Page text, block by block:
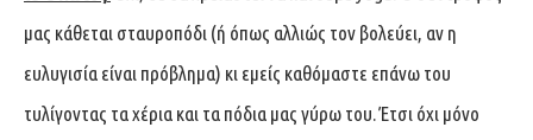
μας κάθεται σταυροπόδι (ή όπως αλλιώς τον βολεύει, αν η
ευλυγισία είναι πρόβλημα) κι εμείς καθόμαστε επάνω του
τυλίγοντας τα χέρια και τα πόδια μας γύρω του. Έτσι όχι μόνο